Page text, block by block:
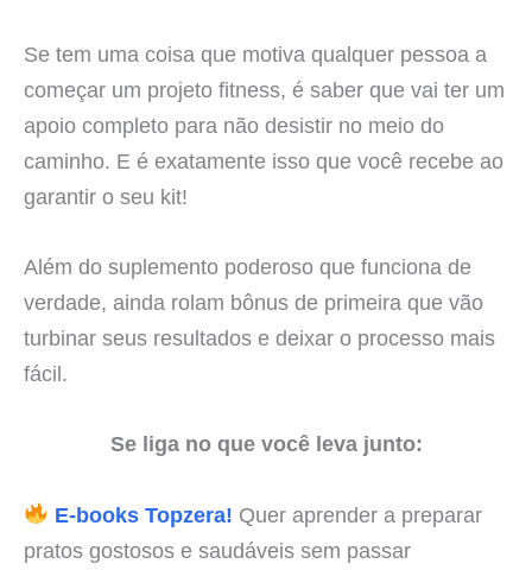
Se tem uma coisa que motiva qualquer pessoa a
começar um projeto fitness, é saber que vai ter um
apoio completo para não desistir no meio do
caminho. E é exatamente isso que você recebe ao
garantir o seu kit!
Além do suplemento poderoso que funciona de
verdade, ainda rolam bônus de primeira que vão
turbinar seus resultados e deixar o processo mais
fácil.
Se liga no que você leva junto:
E-books Topzera! Quer aprender a preparar
pratos gostosos e saudáveis sem passar